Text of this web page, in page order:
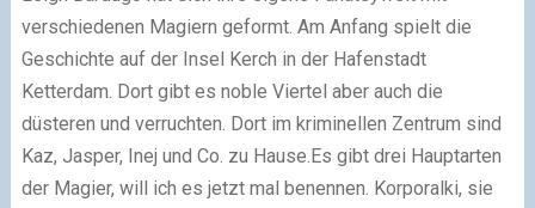
verschiedenen Magiern geformt. Am Anfang spielt die
Geschichte auf der Insel Kerch in der Hafenstadt
Ketterdam. Dort gibt es noble Viertel aber auch die
düsteren und verruchten. Dort im kriminellen Zentrum sind
Kaz, Jasper, Inej und Co. zu Hause.Es gibt drei Hauptarten
der Magier, will ich es jetzt mal benennen. Korporalki, sie